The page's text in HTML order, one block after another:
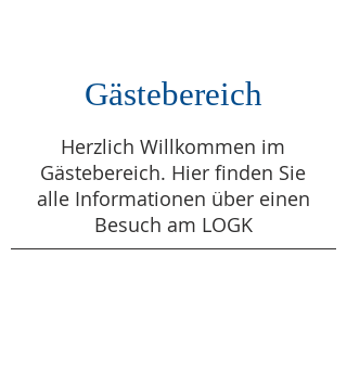
Gästebereich
Herzlich Willkommen im
Gästebereich. Hier finden Sie
alle Informationen über einen
Besuch am LOGK